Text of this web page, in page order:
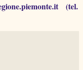
(tel.